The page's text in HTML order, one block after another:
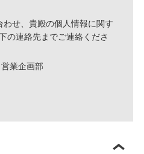
せ、貴殿の個人情報に関す
の連絡先までご連絡くださ
業企画部